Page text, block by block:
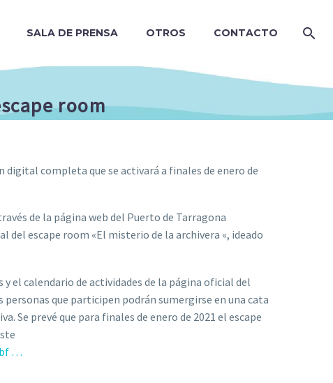
SALA DE PRENSA OTROS CONTACTO
room
digital completa que se activará a finales de enero de
de la página web del Puerto de Tarragona
del escape room «El misterio de la archivera «, ideado
el calendario de actividades de la página oficial del
personas que participen podrán sumergirse en una cata
Se prevé que para finales de enero de 2021 el escape
…